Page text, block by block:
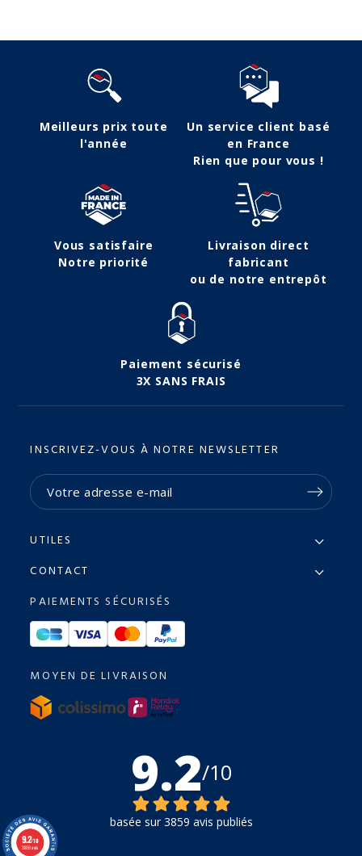
Meilleurs prix toute
l'année
Un service client basé
en France
Rien que pour vous !
Vous satisfaire
Notre priorité
Livraison direct
fabricant
ou de notre entrepôt
Paiement sécurisé
3X SANS FRAIS
INSCRIVEZ-VOUS À NOTRE NEWSLETTER
UTILES
CONTACT
PAIEMENTS SÉCURISÉS
MOYEN DE LIVRAISON
9.2/10
basée sur 3859 avis publiés
9.2/10
3859 avis